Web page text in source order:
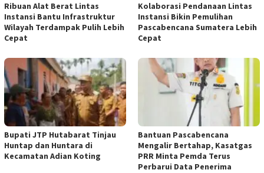
Ribuan Alat Berat Lintas
Instansi Bantu Infrastruktur
Wilayah Terdampak Pulih Lebih
Cepat
Kolaborasi Pendanaan Lintas
Instansi Bikin Pemulihan
Pascabencana Sumatera Lebih
Cepat
Bupati JTP Hutabarat Tinjau
Huntap dan Huntara di
Kecamatan Adian Koting
Bantuan Pascabencana
Mengalir Bertahap, Kasatgas
PRR Minta Pemda Terus
Perbarui Data Penerima